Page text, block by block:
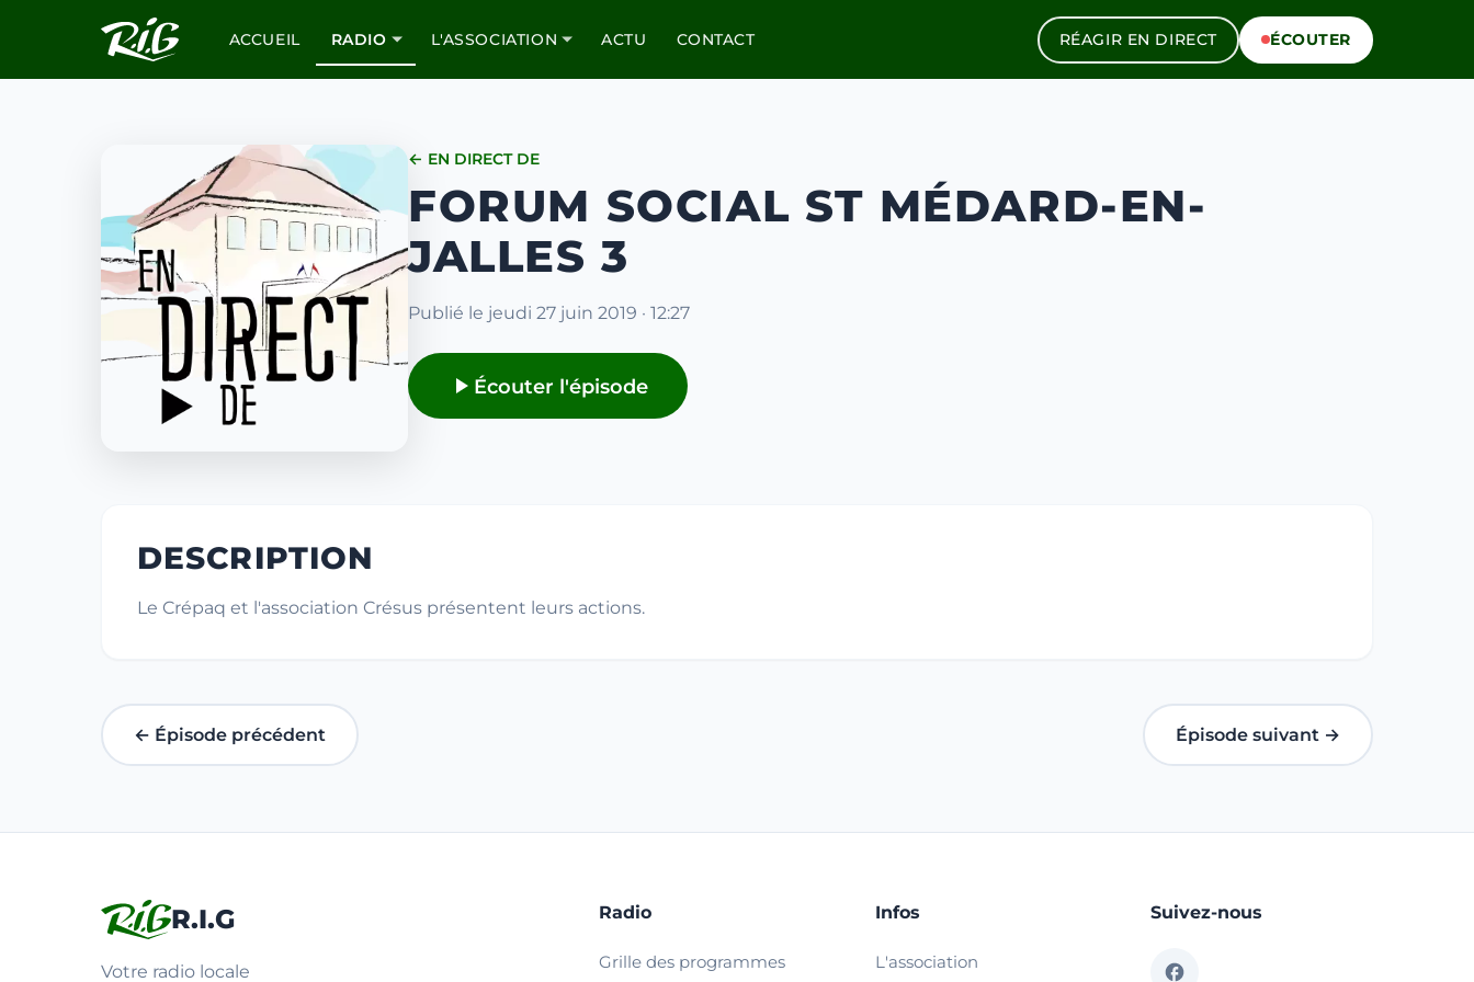
ACCUEIL RADIO L'ASSOCIATION ACTU CONTACT RÉAGIR EN DIRECT ÉCOUTER
← EN DIRECT DE
FORUM SOCIAL ST MÉDARD-EN-
JALLES 3
Publié le jeudi 27 juin 2019 · 12:27
Écouter l'épisode
DESCRIPTION
Le Crépaq et l'association Crésus présentent leurs actions.
← Épisode précédent Épisode suivant →
R.I.G
Votre radio locale
Radio
Grille des programmes
Infos
L'association
Suivez-nous